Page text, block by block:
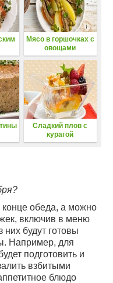
Мясо в горшочках с
овощами
Сладкий плов с
курагой
обеда, а можно
включив в меню
них будут готовы
Например, для
подготовить и
взбитыми
блюдо